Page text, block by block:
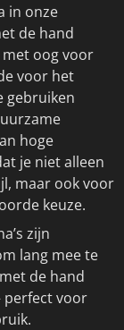
in onze
de hand
oog voor
voor het
gebruiken
hoge
je niet alleen
maar ook voor
keuze.
zijn
lang mee te
de hand
perfect voor